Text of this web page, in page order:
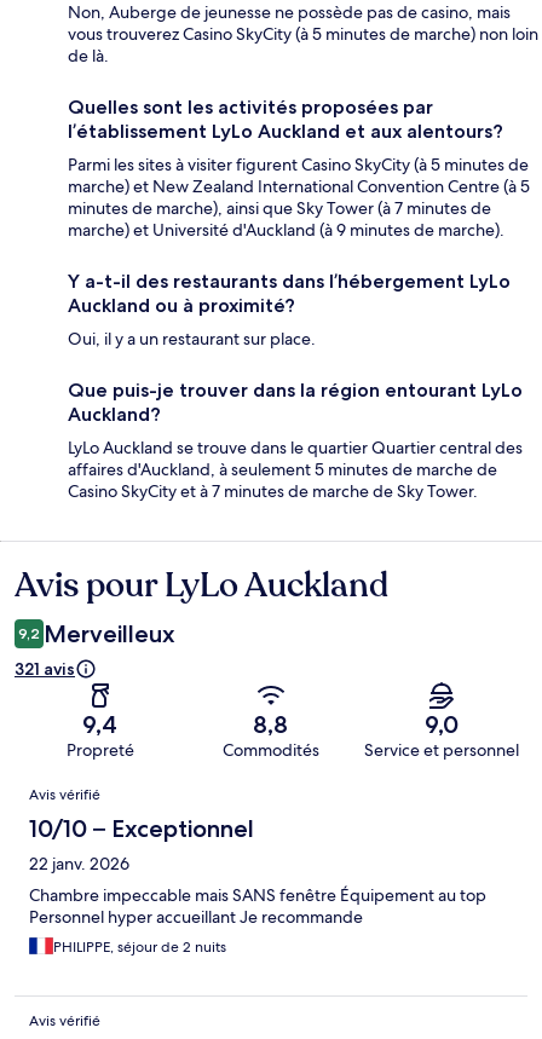
Non, Auberge de jeunesse ne possède pas de casino, mais
vous trouverez Casino SkyCity (à 5 minutes de marche) non loin
de là.
Quelles sont les activités proposées par
l’établissement LyLo Auckland et aux alentours?
Parmi les sites à visiter figurent Casino SkyCity (à 5 minutes de
marche) et New Zealand International Convention Centre (à 5
minutes de marche), ainsi que Sky Tower (à 7 minutes de
marche) et Université d'Auckland (à 9 minutes de marche).
Y a-t-il des restaurants dans l’hébergement LyLo
Auckland ou à proximité?
Oui, il y a un restaurant sur place.
Que puis-je trouver dans la région entourant LyLo
Auckland?
LyLo Auckland se trouve dans le quartier Quartier central des
affaires d'Auckland, à seulement 5 minutes de marche de
Casino SkyCity et à 7 minutes de marche de Sky Tower.
Avis
Avis pour LyLo Auckland
9,2 Merveilleux
321 avis
9,4
Propreté
8,8
Commodités
9,0
Service et personnel
Avis
Avis vérifié
10/10 – Exceptionnel
22 janv. 2026
Chambre impeccable mais SANS fenêtre Équipement au top
Personnel hyper accueillant Je recommande
PHILIPPE, séjour de 2 nuits
Avis vérifié